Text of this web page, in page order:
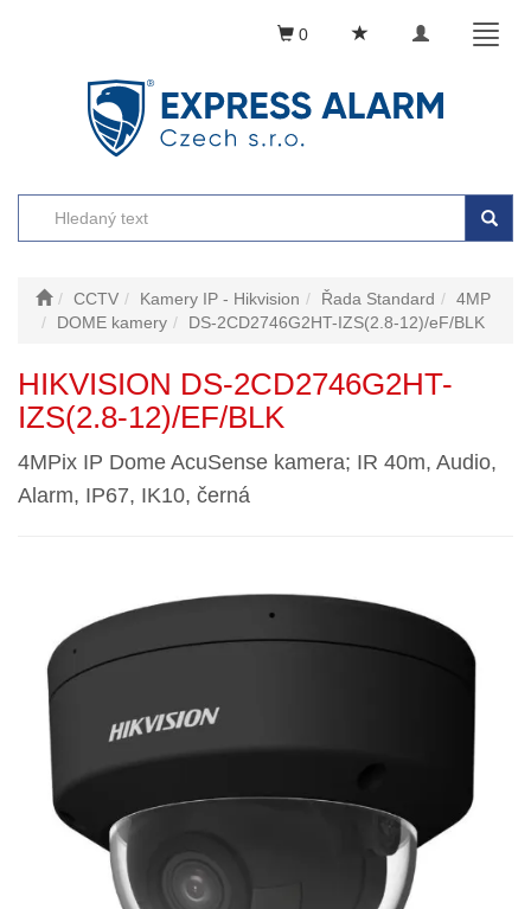
Toggle
0
CCTV Kamery IP - Hikvision Řada Standard
4MP
DOME kamery
DS-2CD2746G2HT-IZS(2.8-12)/eF/BLK
HIKVISION DS-2CD2746G2HT-
IZS(2.8-12)/EF/BLK
4MPix IP Dome AcuSense kamera; IR 40m, Audio,
Alarm, IP67, IK10, černá